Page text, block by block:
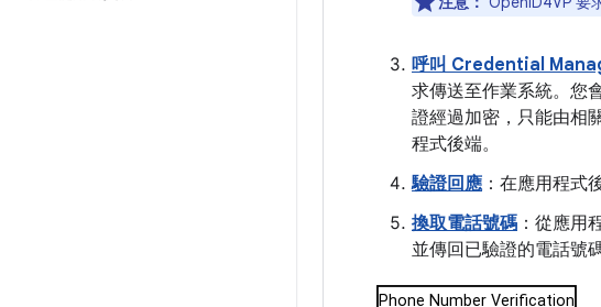
呼叫 Credential
求傳送至作業系統。您
證經過加密，只能由相
程式後端。
驗證回應：在應用程式
換取電話號碼 ：從應用
並傳回已驗證的電話號碼